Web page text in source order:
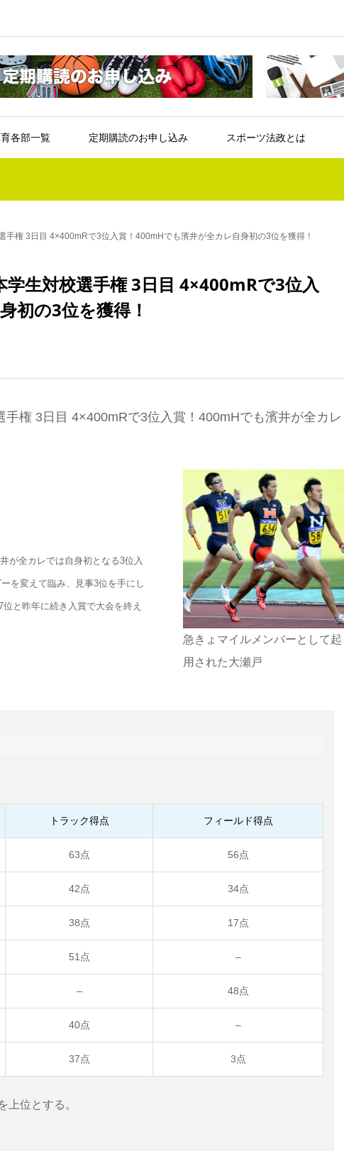
各部一覧 定期購読のお申し込み スポーツ法政とは
手権 3日目 4×400mRで3位入賞！400mHでも濱井が全カレ自身初の3位を獲得！
学生対校選手権 3日目 4×400mRで3位入
初の3位を獲得！
手権 3日目 4×400mRで3位入賞！400mHでも濱井が全カレ
が全カレでは自身初となる3位入
を変えて臨み、見事3位を手にし
と昨年に続き入賞で大会を終え
急きょマイルメンバーとして起
用された大瀬戸
トラック得点 フィールド得点
63点 56点
42点 34点
38点 17点
51点 –
– 48点
40点 –
37点 3点
位とする。